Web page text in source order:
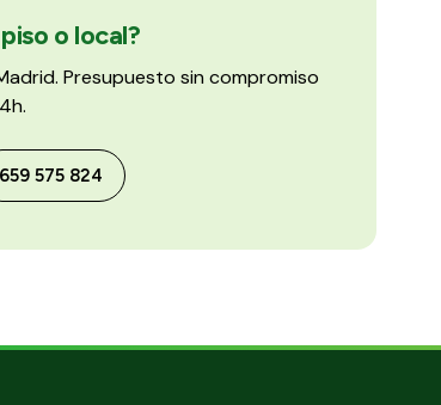
o local?
Presupuesto sin compromiso
659 575 824